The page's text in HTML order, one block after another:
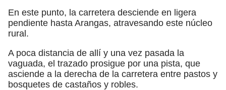
En este punto, la carretera desciende en ligera
pendiente hasta Arangas, atravesando este núcleo
rural.
A poca distancia de allí y una vez pasada la
vaguada, el trazado prosigue por una pista, que
asciende a la derecha de la carretera entre pastos y
bosquetes de castaños y robles.